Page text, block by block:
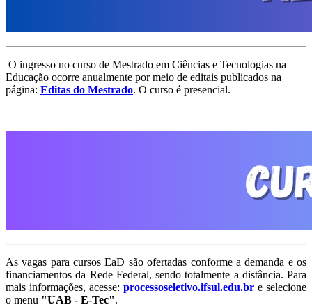
O ingresso no curso de Mestrado em Ciências e Tecnologias na
Educação ocorre anualmente por meio de editais publicados na
página: Editas do Mestrado. O curso é presencial.
As vagas para cursos EaD são ofertadas conforme a demanda e os
financiamentos da Rede Federal, sendo totalmente a distância. Para
mais informações, acesse: processoseletivo.ifsul.edu.br e selecione
o menu "UAB - E-Tec".